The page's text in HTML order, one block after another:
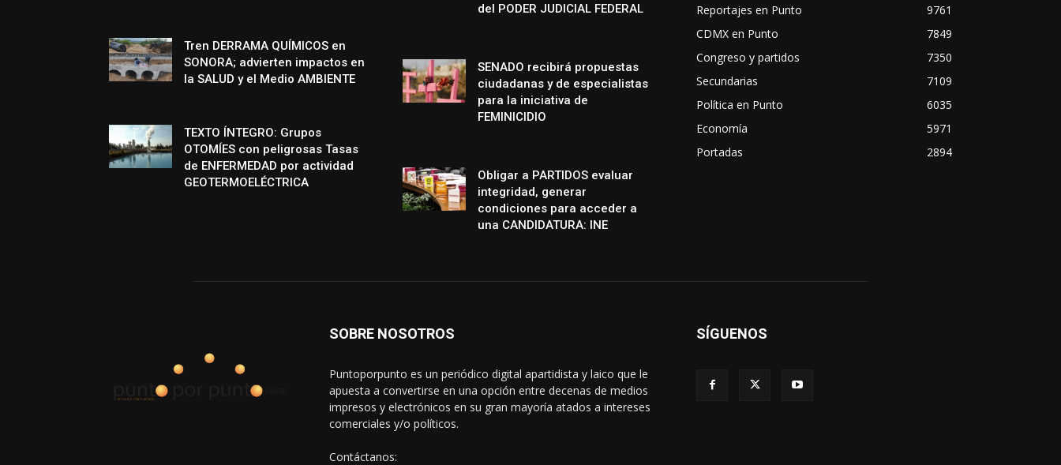
Tren DERRAMA QUÍMICOS en
SONORA; advierten impactos en
la SALUD y el Medio AMBIENTE
TEXTO ÍNTEGRO: Grupos
OTOMÍES con peligrosas Tasas
de ENFERMEDAD por actividad
GEOTERMOELÉCTRICA
del PODER JUDICIAL FEDERAL
SENADO recibirá propuestas
ciudadanas y de especialistas
para la iniciativa de
FEMINICIDIO
Obligar a PARTIDOS evaluar
integridad, generar
condiciones para acceder a
una CANDIDATURA: INE
Reportajes en Punto
9761
CDMX en Punto
7849
Congreso y partidos
7350
Secundarias
7109
Política en Punto
6035
Economía
5971
Portadas
2894
SOBRE NOSOTROS
Puntoporpunto es un periódico digital apartidista y laico que le
apuesta a convertirse en una opción entre decenas de medios
impresos y electrónicos en su gran mayoría atados a intereses
comerciales y/o políticos.
Contáctanos:
SÍGUENOS